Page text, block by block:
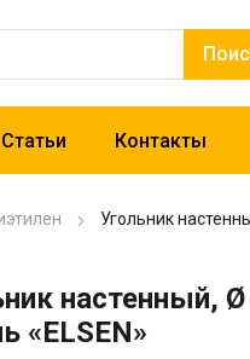
Статьи Контакты
Угольник
настенный,
«ELSEN»